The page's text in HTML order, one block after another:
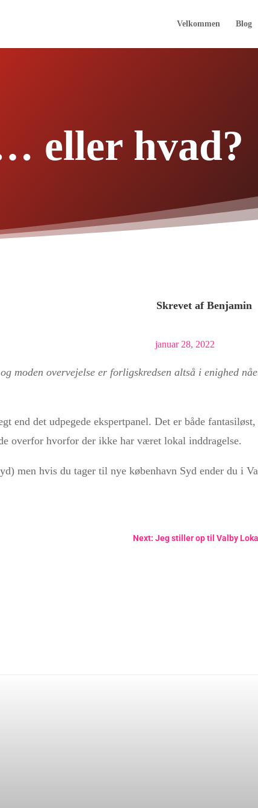
Velkommen Blog
eller hvad?
Skrevet afBenjamin
januar 28, 2022
moden overvejelse er forligskredsen altså i enighed
det udpegede ekspertpanel. Det er både
overfor hvorfor der ikke har været lokal inddragelse.
men hvis du tager til nye københavn Syd ender du i
Next: Jeg stiller op til Valby